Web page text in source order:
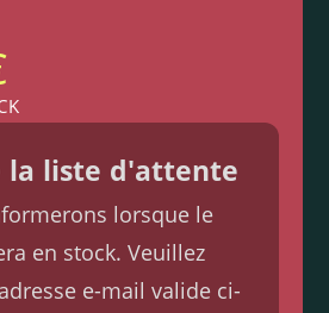
la liste d'attente
lorsque le
en stock. Veuillez
e-mail valide ci-